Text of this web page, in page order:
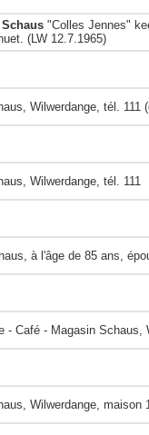
"Colles Jennes"
(LW 12.7.1965)
Wilwerdange, tél.
Wilwerdange, tél. 111
à l'âge de 85 ans,
- Café - Magasin Schaus,
Wilwerdange, maison